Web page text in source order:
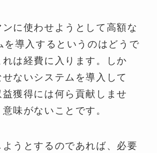
に使わせようとして高額な
を導入するというのはどうで
れは経費に入ります。しか
せないシステムを導入して
益獲得には何ら貢献しませ
味がないことです。
うとするのであれば、必要